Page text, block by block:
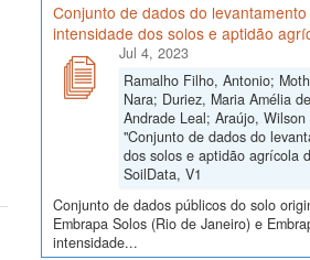
Conjunto de dados do
intensidade dos solos e aptidão
Jul 4, 2023
Ramalho Filho, Antonio;
Nara; Duriez, Maria Amélia
Andrade Leal; Araújo,
"Conjunto de dados do
dos solos e aptidão agrícola
SoilData, V1
Conjunto de dados públicos do solo
Embrapa Solos (Rio de Janeiro) e
intensidade...